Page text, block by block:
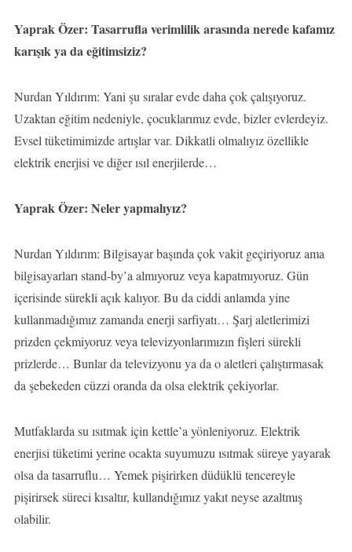
Yaprak Özer: Tasarrufla verimlilik arasında nerede kafamız
karışık ya da eğitimsiziz?
Nurdan Yıldırım: Yani şu sıralar evde daha çok çalışıyoruz.
Uzaktan eğitim nedeniyle, çocuklarımız evde, bizler evlerdeyiz.
Evsel tüketimimizde artışlar var. Dikkatli olmalıyız özellikle
elektrik enerjisi ve diğer ısıl enerjilerde…
Yaprak Özer: Neler yapmalıyız?
Nurdan Yıldırım: Bilgisayar başında çok vakit geçiriyoruz ama
bilgisayarları stand-by’a almıyoruz veya kapatmıyoruz. Gün
içerisinde sürekli açık kalıyor. Bu da ciddi anlamda yine
kullanmadığımız zamanda enerji sarfiyatı… Şarj aletlerimizi
prizden çekmiyoruz veya televizyonlarımızın fişleri sürekli
prizlerde… Bunlar da televizyonu ya da o aletleri çalıştırmasak
da şebekeden cüzzi oranda da olsa elektrik çekiyorlar.
Mutfaklarda su ısıtmak için kettle’a yönleniyoruz. Elektrik
enerjisi tüketimi yerine ocakta suyumuzu ısıtmak süreye yayarak
olsa da tasarruflu… Yemek pişirirken düdüklü tencereyle
pişirirsek süreci kısaltır, kullandığımız yakıt neyse azaltmış
olabilir.